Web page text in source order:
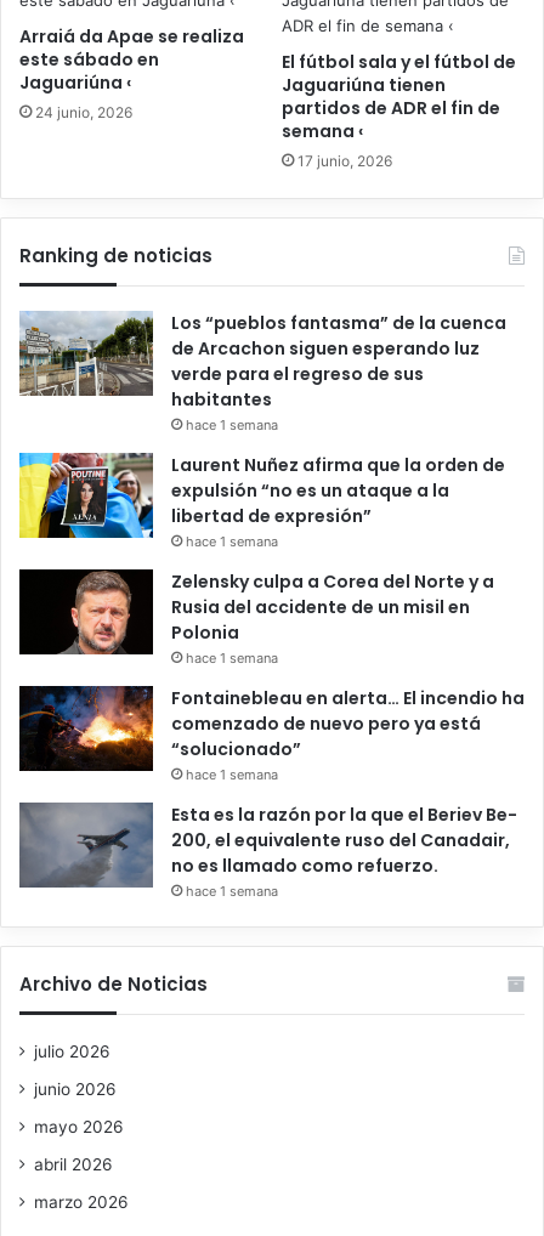
Arraiá da Apae se realiza
este sábado en
Jaguariúna ‹
24 junio, 2026
El fútbol sala y el fútbol de
Jaguariúna tienen
partidos de ADR el fin de
semana ‹
17 junio, 2026
Ranking de noticias
Los “pueblos fantasma” de la cuenca
de Arcachon siguen esperando luz
verde para el regreso de sus
habitantes
hace 1 semana
Laurent Nuñez afirma que la orden de
expulsión “no es un ataque a la
libertad de expresión”
hace 1 semana
Zelensky culpa a Corea del Norte y a
Rusia del accidente de un misil en
Polonia
hace 1 semana
Fontainebleau en alerta… El incendio ha
comenzado de nuevo pero ya está
“solucionado”
hace 1 semana
Esta es la razón por la que el Beriev Be-
200, el equivalente ruso del Canadair,
no es llamado como refuerzo.
hace 1 semana
Archivo de Noticias
julio 2026
junio 2026
mayo 2026
abril 2026
marzo 2026